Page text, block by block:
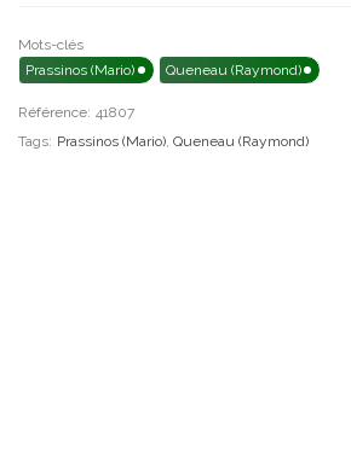
Mots-clés
Prassinos (Mario)
Queneau (Raymond)
Référence: 41807
Tags: Prassinos (Mario), Queneau (Raymond)